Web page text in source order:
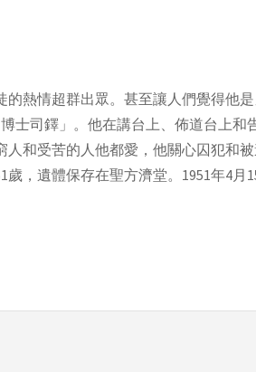
熱情超群出眾。甚至讓人們覺得他
士司鐸」。他在講台上、佈道台上和
和受苦的人他都愛，他關心囚犯和
，遺體保存在聖方濟堂。1951年4月